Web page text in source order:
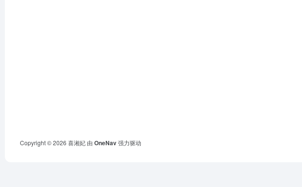
Copyright © 2026 喜湘妃 由 OneNav强力驱动